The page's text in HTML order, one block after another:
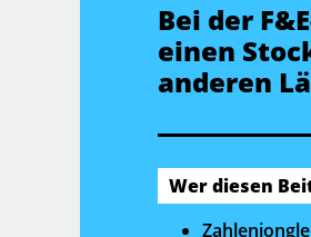
Bei der
einen
anderen
Wer diesen